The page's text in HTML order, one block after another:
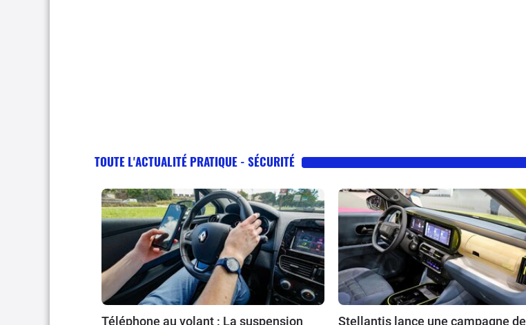
TOUTE L'ACTUALITÉ PRATIQUE - SÉCURITÉ
Téléphone au volant : La suspension
Stellantis lance une campagne de